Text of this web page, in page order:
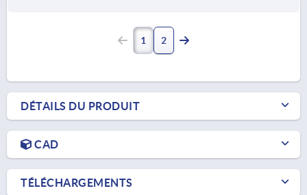
1 2
DÉTAILS DU PRODUIT
CAD
TÉLÉCHARGEMENTS